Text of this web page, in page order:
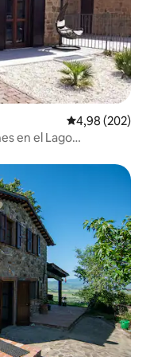
Calificación
4,98 (202)
en el Lago